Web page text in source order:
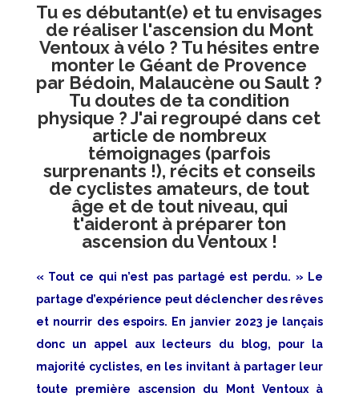
Tu es débutant(e) et tu envisages
de réaliser l'ascension du Mont
Ventoux à vélo ? Tu hésites entre
monter le Géant de Provence
par Bédoin, Malaucène ou Sault ?
Tu doutes de ta condition
physique ? J'ai regroupé dans cet
article de nombreux
témoignages (parfois
surprenants !), récits et conseils
de cyclistes amateurs, de tout
âge et de tout niveau, qui
t'aideront à préparer ton
ascension du Ventoux !
« Tout ce qui n’est pas partagé est perdu. » Le
partage d’expérience peut déclencher des rêves
et nourrir des espoirs. En janvier 2023 je lançais
donc un appel aux lecteurs du blog, pour la
majorité cyclistes, en les invitant à partager leur
toute première ascension du Mont Ventoux à